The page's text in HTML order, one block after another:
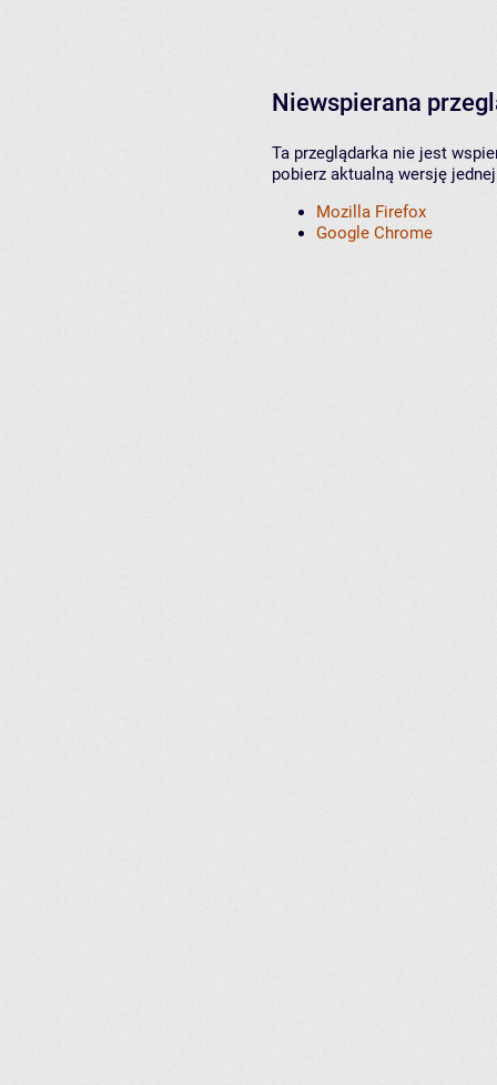
Niewspierana
Ta przeglądarka nie jest
pobierz aktualną wersję
Mozilla Firefox
Google Chrome